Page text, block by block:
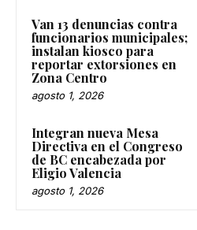
Van 13 denuncias contra
funcionarios municipales;
instalan kiosco para
reportar extorsiones en
Zona Centro
agosto 1, 2026
Integran nueva Mesa
Directiva en el Congreso
de BC encabezada por
Eligio Valencia
agosto 1, 2026